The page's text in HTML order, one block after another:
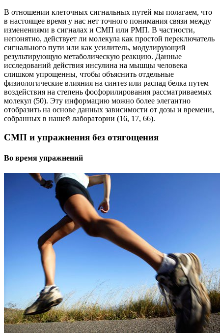
В отношении клеточных сигнальных путей мы полагаем, что
в настоящее время у нас нет точного понимания связи между
изменениями в сигналах и СМП или РМП. В частности,
непонятно, действует ли молекула как простой переключатель
сигнального пути или как усилитель, модулирующий
результирующую метаболическую реакцию. Данные
исследований действия инсулина на мышцы человека
слишком упрощенны, чтобы объяснить отдельные
физиологические влияния на синтез или распад белка путем
воздействия на степень фосфорилирования рассматриваемых
молекул (50). Эту информацию можно более элегантно
отобразить на основе данных зависимости от дозы и времени,
собранных в нашей лаборатории (16, 17, 66).
СМП и упражнения без отягощения
Во время упражнений